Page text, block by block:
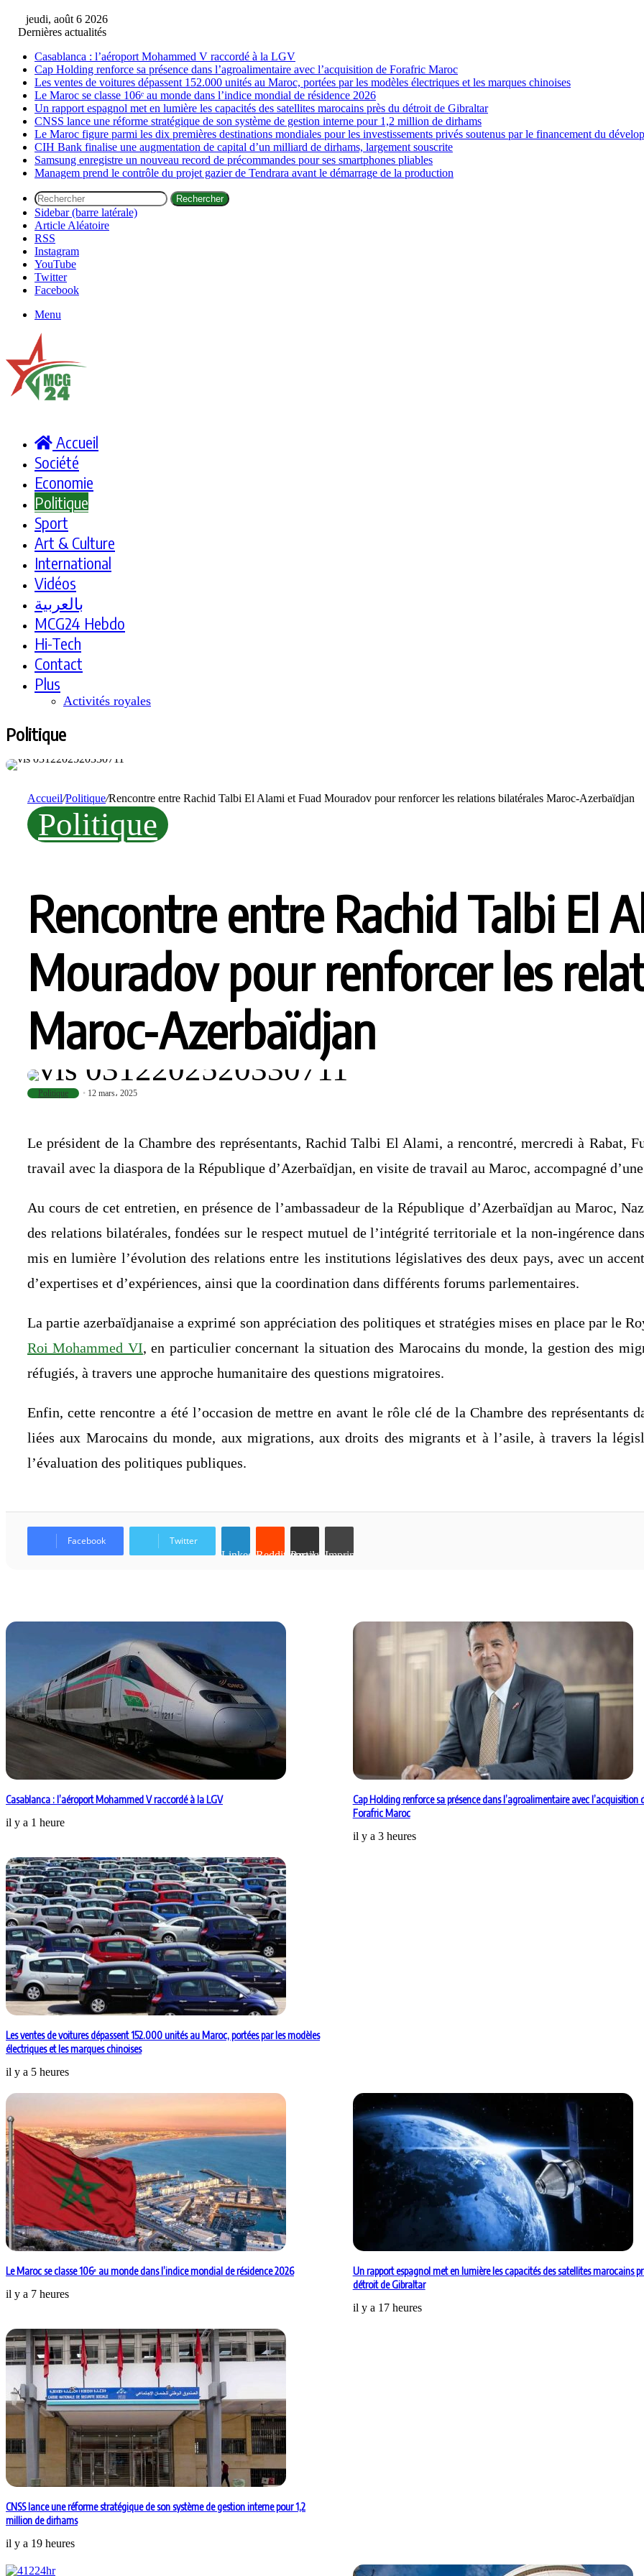
jeudi, août 6 2026
Dernières actualités
Casablanca : l’aéroport Mohammed V raccordé à la LGV
Cap Holding renforce sa présence dans l’agroalimentaire avec l’acquisition de Forafric Maroc
Les ventes de voitures dépassent 152.000 unités au Maroc, portées par les modèles électriques et les marques chinoises
Le Maroc se classe 106ᵉ au monde dans l’indice mondial de résidence 2026
Un rapport espagnol met en lumière les capacités des satellites marocains près du détroit de Gibraltar
CNSS lance une réforme stratégique de son système de gestion interne pour 1,2 million de dirhams
Le Maroc figure parmi les dix premières destinations mondiales pour les investissements privés soutenus par le financement du
CIH Bank finalise une augmentation de capital d’un milliard de dirhams, largement souscrite
Samsung enregistre un nouveau record de précommandes pour ses smartphones pliables
Managem prend le contrôle du projet gazier de Tendrara avant le démarrage de la production
Rechercher
Sidebar (barre latérale)
Article Aléatoire
RSS
Instagram
YouTube
Twitter
Facebook
Menu
Accueil
Société
Economie
Politique
Sport
Art & Culture
International
Vidéos
بالعربية
MCG24 Hebdo
Hi-Tech
Contact
Plus
Activités royales
Politique
Accueil/Politique/Rencontre entre Rachid Talbi El Alami et Fuad Mouradov pour renforcer les relations bilatérales Maroc-Azerbaïdjan
Politique
Rencontre entre Rachid Talbi El
Mouradov pour renforcer les
Maroc-Azerbaïdjan
Politique 12 mars، 2025
Le président de la Chambre des représentants, Rachid Talbi El Alami, a rencontré, mercredi à Rabat,
travail avec la diaspora de la République d’Azerbaïdjan, en visite de travail au Maroc, accompagné
Au cours de cet entretien, en présence de l’ambassadeur de la République d’Azerbaïdjan au Maroc,
des relations bilatérales, fondées sur le respect mutuel de l’intégrité territoriale et la non-ingérence
mis en lumière l’évolution des relations entre les institutions législatives des deux pays, avec un
d’expertises et d’expériences, ainsi que la coordination dans différents forums parlementaires.
La partie azerbaïdjanaise a exprimé son appréciation des politiques et stratégies mises en place par le
Roi Mohammed VI, en particulier concernant la situation des Marocains du monde, la gestion des
réfugiés, à travers une approche humanitaire des questions migratoires.
Enfin, cette rencontre a été l’occasion de mettre en avant le rôle clé de la Chambre des représentants
liées aux Marocains du monde, aux migrations, aux droits des migrants et à l’asile, à travers la
l’évaluation des politiques publiques.
Facebook
Twitter
LinkedinReddit Partager par email Imprimer
Casablanca : l’aéroport Mohammed V raccordé à la LGV
il y a 1 heure
Cap Holding renforce sa présence dans l’agroalimentaire avec l’acquisition
Forafric Maroc
il y a 3 heures
Les ventes de voitures dépassent 152.000 unités au Maroc, portées par les modèles
électriques et les marques chinoises
il y a 5 heures
Le Maroc se classe 106ᵉ au monde dans l’indice mondial de résidence 2026
il y a 7 heures
Un rapport espagnol met en lumière les capacités des satellites marocains
détroit de Gibraltar
il y a 17 heures
CNSS lance une réforme stratégique de son système de gestion interne pour 1,2
million de dirhams
il y a 19 heures